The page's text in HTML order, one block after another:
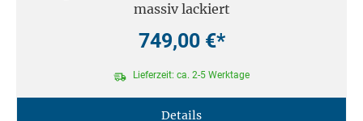
massiv lackiert
749,00 €*
Lieferzeit: ca. 2-5 Werktage
Details